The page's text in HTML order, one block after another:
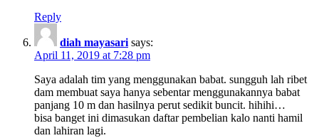
Reply
diah mayasari says:
April 11, 2019 at 7:28 pm
Saya adalah tim yang menggunakan babat. sungguh lah ribet
dam membuat saya hanya sebentar menggunakannya babat
panjang 10 m dan hasilnya perut sedikit buncit. hihihi…
bisa banget ini dimasukan daftar pembelian kalo nanti hamil
dan lahiran lagi.